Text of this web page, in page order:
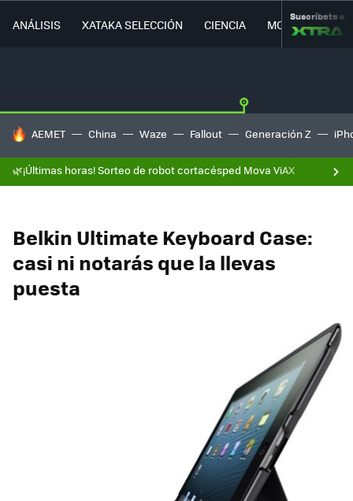
ANÁLISIS XATAKA SELECCIÓN CIENCIA MOVILIDAD
Suscríbete a
HOY SE HABLA DE
AEMET China Waze Fallout Generación Z
🌿¡Últimas horas! Sorteo de robot cortacésped Mova ViAX
Belkin Ultimate Keyboard Case:
casi ni notarás que la llevas
puesta